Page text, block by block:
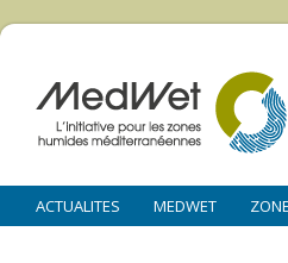
ACTUALITES MEDWET